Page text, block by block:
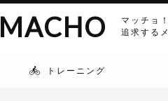
マッチョ
追求する
MACHO
トレーニング